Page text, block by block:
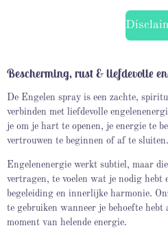
Bescherming, rust & liefdevolle
De Engelen spray is een zachte,
verbinden met liefdevolle
je om je hart te openen, je energie te
vertrouwen te beginnen of af te sluiten.
Engelenenergie werkt subtiel, maar
vertragen, te voelen wat je nodig hebt
begeleiding en innerlijke harmonie.
te gebruiken wanneer je behoefte hebt
moment van helende energie.